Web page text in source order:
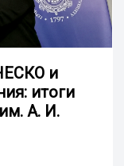
и
итоги
А. И.